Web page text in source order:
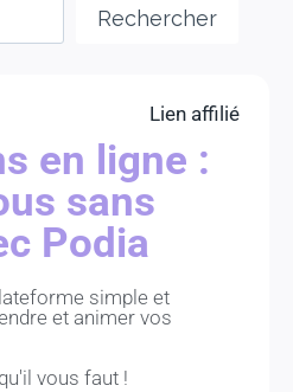
Rechercher
Lien affilié
en ligne :
sans
Podia
simple et
et animer vos
vous faut !